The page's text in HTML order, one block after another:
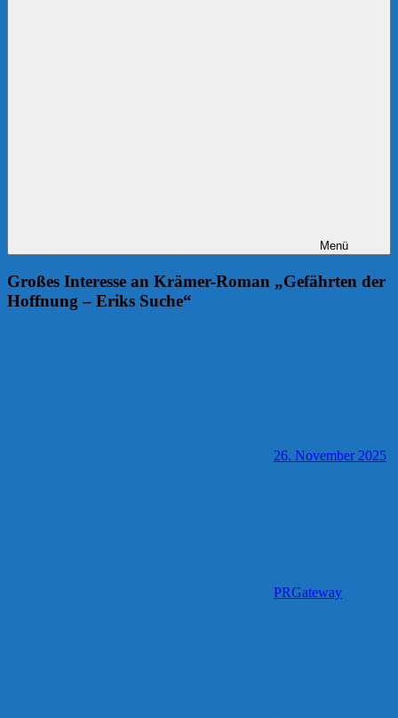
Menü
Großes Interesse an Krämer-Roman „Gefährten der
Hoffnung – Eriks Suche“
26. November 2025
PRGateway